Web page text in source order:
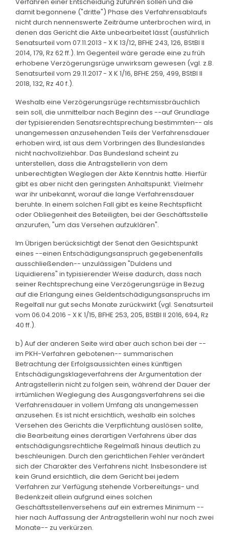
damit begonnene ("dritte") Phase des Verfahrensablaufs
nicht durch nennenswerte Zeiträume unterbrochen wird, in
denen das Gericht die Akte unbearbeitet lässt (ausführlich
Senatsurteil vom 07.11.2013 - X K 13/12, BFHE 243, 126, BStBl II
2014, 179, Rz 62 ff.). Im Gegenteil wäre gerade eine zu früh
erhobene Verzögerungsrüge unwirksam gewesen (vgl. z.B.
Senatsurteil vom 29.11.2017 - X K 1/16, BFHE 259, 499, BStBl II
2018, 132, Rz 40 f.).
Weshalb eine Verzögerungsrüge rechtsmissbräuchlich
sein soll, die unmittelbar nach Beginn des --auf Grundlage
der typisierenden Senatsrechtsprechung bestimmten-- als
unangemessen anzusehenden Teils der Verfahrensdauer
erhoben wird, ist aus dem Vorbringen des Bundeslandes
nicht nachvollziehbar. Das Bundesland scheint zu
unterstellen, dass die Antragstellerin von dem
unberechtigten Weglegen der Akte Kenntnis hatte. Hierfür
gibt es aber nicht den geringsten Anhaltspunkt. Vielmehr
war ihr unbekannt, worauf die lange Verfahrensdauer
beruhte. In einem solchen Fall gibt es keine Rechtspflicht
oder Obliegenheit des Beteiligten, bei der Geschäftsstelle
anzurufen, "um das Versehen aufzuklären".
Im Übrigen berücksichtigt der Senat den Gesichtspunkt
eines --einen Entschädigungsanspruch gegebenenfalls
ausschließenden-- unzulässigen "Duldens und
Liquidierens" in typisierender Weise dadurch, dass nach
seiner Rechtsprechung eine Verzögerungsrüge in Bezug
auf die Erlangung eines Geldentschädigungsanspruchs im
Regelfall nur gut sechs Monate zurückwirkt (vgl. Senatsurteil
vom 06.04.2016 - X K 1/15, BFHE 253, 205, BStBl II 2016, 694, Rz
40 ff.).
b) Auf der anderen Seite wird aber auch schon bei der --
im PKH-Verfahren gebotenen-- summarischen
Betrachtung der Erfolgsaussichten eines künftigen
Entschädigungsklageverfahrens der Argumentation der
Antragstellerin nicht zu folgen sein, während der Dauer der
irrtümlichen Weglegung des Ausgangsverfahrens sei die
Verfahrensdauer in vollem Umfang als unangemessen
anzusehen. Es ist nicht ersichtlich, weshalb ein solches
Versehen des Gerichts die Verpflichtung auslösen sollte,
die Bearbeitung eines derartigen Verfahrens über das
entschädigungsrechtliche Regelmaß hinaus deutlich zu
beschleunigen. Durch den gerichtlichen Fehler verändert
sich der Charakter des Verfahrens nicht. Insbesondere ist
kein Grund ersichtlich, die dem Gericht bei jedem
Verfahren zur Verfügung stehende Vorbereitungs- und
Bedenkzeit allein aufgrund eines solchen
Geschäftsstellenversehens auf ein extremes Minimum --
hier nach Auffassung der Antragstellerin wohl nur noch zwei
Monate-- zu verkürzen.